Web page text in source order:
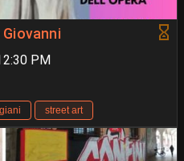
Giovanni
PM
street art